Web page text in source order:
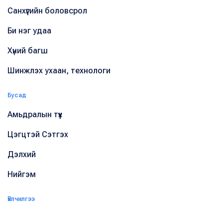
Санхүүгийн боловсрол
Би нэг удаа
Хүний багш
Шинжлэх ухаан, технологи
Бусад
Амьдралын түүх
Цэгцтэй Сэтгэх
Дэлхий
Нийгэм
Үйлчилгээ